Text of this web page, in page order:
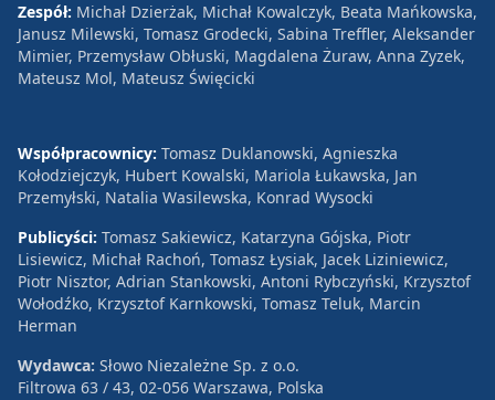
Zespół: Michał Dzierżak, Michał Kowalczyk, Beata Mańkowska,
Janusz Milewski, Tomasz Grodecki, Sabina Treffler, Aleksander
Mimier, Przemysław Obłuski, Magdalena Żuraw, Anna Zyzek,
Mateusz Mol, Mateusz Święcicki
Współpracownicy: Tomasz Duklanowski, Agnieszka
Kołodziejczyk, Hubert Kowalski, Mariola Łukawska, Jan
Przemyłski, Natalia Wasilewska, Konrad Wysocki
Publicyści: Tomasz Sakiewicz, Katarzyna Gójska, Piotr
Lisiewicz, Michał Rachoń, Tomasz Łysiak, Jacek Liziniewicz,
Piotr Nisztor, Adrian Stankowski, Antoni Rybczyński, Krzysztof
Wołodźko, Krzysztof Karnkowski, Tomasz Teluk, Marcin
Herman
Wydawca: Słowo Niezależne Sp. z o.o.
Filtrowa 63 / 43, 02-056 Warszawa, Polska